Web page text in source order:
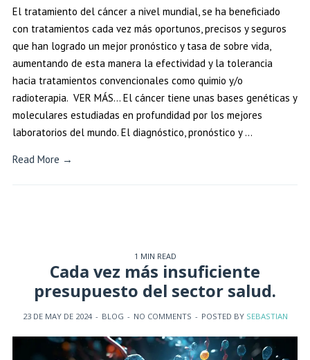
El tratamiento del cáncer a nivel mundial, se ha beneficiado
con tratamientos cada vez más oportunos, precisos y seguros
que han logrado un mejor pronóstico y tasa de sobre vida,
aumentando de esta manera la efectividad y la tolerancia
hacia tratamientos convencionales como quimio y/o
radioterapia. VER MÁS… El cáncer tiene unas bases genéticas y
moleculares estudiadas en profundidad por los mejores
laboratorios del mundo. El diagnóstico, pronóstico y …
Read More →
1 MIN READ
Cada vez más insuficiente
presupuesto del sector salud.
23 DE MAY DE 2024 - BLOG - NO COMMENTS - POSTED BY SEBASTIAN